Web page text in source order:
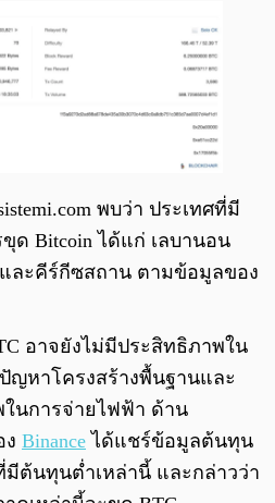
พบว่า ประเทศที่มี
ด Bitcoin ได้แก่ เลบานอน
และคีร์กีซสถาน ตามข้อมูลของ
อาจยังไม่มีประสิทธิภาพใน
ญหาโครงสร้างพื้นฐานและ
นการจ่ายไฟฟ้า ด้าน
ง Binance ได้แชร์ข้อมูลต้นทุน
มีต้นทุนต่ำเหล่านี้ และกล่าวว่า